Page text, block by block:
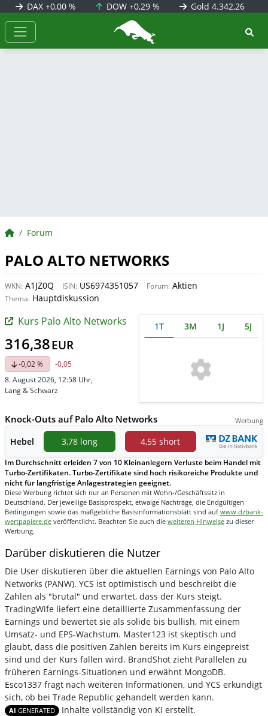
DAX +0,00 % DOW+0,29 % Gold 4.342,26
BörsenNEWS.de
BörsenNEWS.de
Forum
PALO ALTO NETWORKS
WKN: A1JZ0Q ISIN: US6974351057 Forum: Aktien
Thema: Hauptdiskussion
Kurs Palo Alto Networks
316,38EUR
-0,02 %
-0,05
8. August 2026, 12:58 Uhr,
Lang & Schwarz
1T 3M 1J 5J
Knock-Outs auf Palo Alto Networks Werbung
Hebel 3,78 long 4,55 short
Im Durchschnitt erleiden 7 von 10 Kleinanlegern Verluste beim Handel mit
Turbo-Zertifikaten. Turbo-Zertifikate sind hoch risikoreiche Produkte und
nicht für langfristige Anlagestrategien geeignet.
Diese Werbung richtet sich nur an Personen mit Wohn-/Geschäftssitz in
Deutschland. Der jeweilige Basisprospekt, etwaige Nachträge, die Endgültigen
Bedingungen sowie das maßgebliche Basisinformationsblatt sind auf www.dzbank-
wertpapiere.de veröffentlicht. Beachten Sie auch die weiteren Hinweise zu dieser
Werbung.
Darüber diskutieren die Nutzer
Die User diskutieren über die aktuellen Earnings von Palo Alto
Networks (PANW). YCS ist optimistisch und beschreibt die
Zahlen als "brutal" und erwartet, dass der Kurs steigt.
TradingWife liefert eine detaillierte Zusammenfassung der
Earnings und bewertet sie als solide bis bullish, mit einem
Umsatz- und EPS-Wachstum. Master123 ist skeptisch und
glaubt, dass die positiven Zahlen bereits im Kurs eingepreist
sind und der Kurs fallen wird. BrandShot zieht Parallelen zu
früheren Earnings-Situationen und erwähnt MongoDB.
Esco1337 fragt nach weiteren Informationen, und YCS erkundigt
sich, ob bei Trade Republic gehandelt werden kann.
AI GENERATED Inhalte vollständig von KI erstellt.